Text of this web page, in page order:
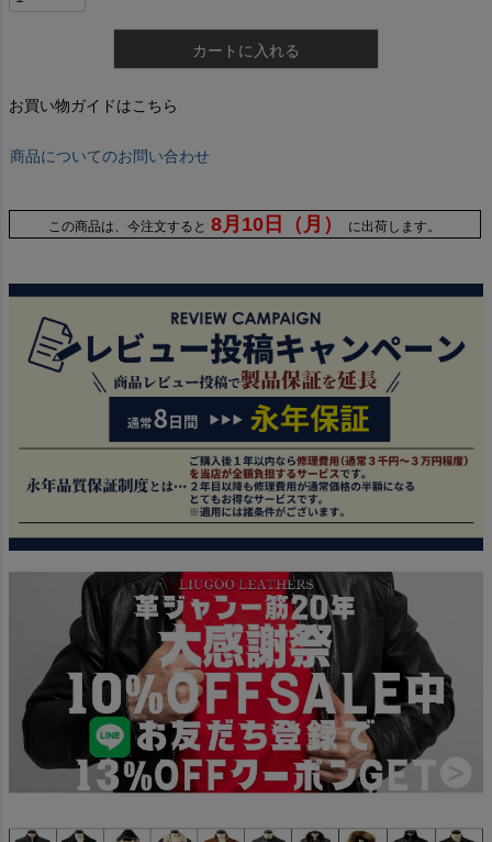
カートに入れる
お買い物ガイドはこちら
商品についてのお問い合わせ